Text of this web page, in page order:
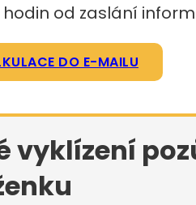
hodin od zaslání
DO E-MAILU
vyklízení